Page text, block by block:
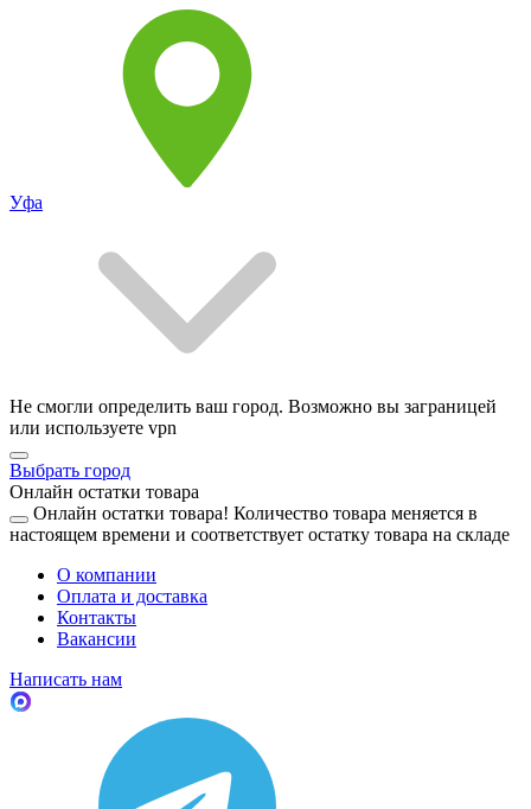
Уфа
Не смогли определить ваш город. Возможно вы заграницей
или используете vpn
Выбрать город
Онлайн остатки товара
Онлайн остатки товара! Количество товара меняется в
настоящем времени и соответствует остатку товара на складе
О компании
Оплата и доставка
Контакты
Вакансии
Написать нам